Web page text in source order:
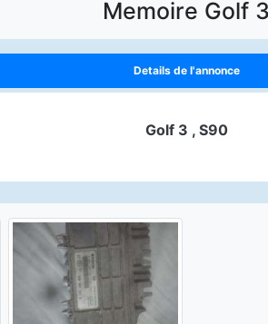
Memoire Golf 3
Details de l'annonce
Golf 3 , S90